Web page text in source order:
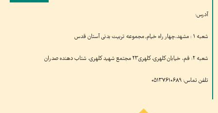
آدرس:
شعبه ۱ : مشهد،چهار راه خیام, مجموعه تربیت بدنی آستان قدس
شعبه ۲: قم، خیابان کلهری، کلهری۲۳ مجتمع شهید کلهری، شتاب دهنده صدران
تلفن تماس: ۰۵۱۳۷۶۱۰۶۸۹